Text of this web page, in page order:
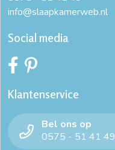
lattenbodem 90x220
info@slaapkamerweb.nl
Social media
Klantenservice
Bel ons op
0575 - 51 41 49